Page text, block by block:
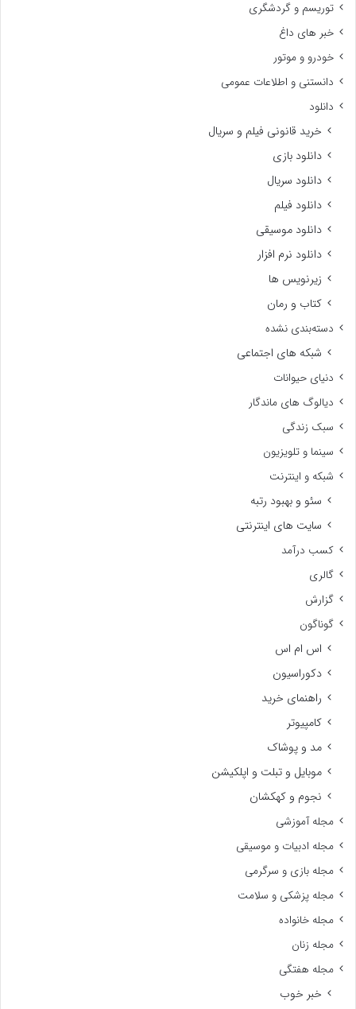
توریسم و گردشگری
خبر های داغ
خودرو و موتور
دانستنی و اطلاعات عمومی
دانلود
خرید قانونی فیلم و سریال
دانلود بازی
دانلود سریال
دانلود فیلم
دانلود موسیقی
دانلود نرم افزار
زیرنویس ها
کتاب و رمان
دسته‌بندی نشده
شبکه های اجتماعی
دنیای حیوانات
دیالوگ های ماندگار
سبک زندگی
سینما و تلویزیون
شبکه و اینترنت
سئو و بهبود رتبه
سایت های اینترنتی
کسب درآمد
گالری
گزارش
گوناگون
اس ام اس
دکوراسیون
راهنمای خرید
کامپیوتر
مد و پوشاک
موبایل و تبلت و اپلکیشن
نجوم و کهکشان
مجله آموزشی
مجله ادبیات و موسیقی
مجله بازی و سرگرمی
مجله پزشکی و سلامت
مجله خانواده
مجله زنان
مجله هفتگی
خبر خوب